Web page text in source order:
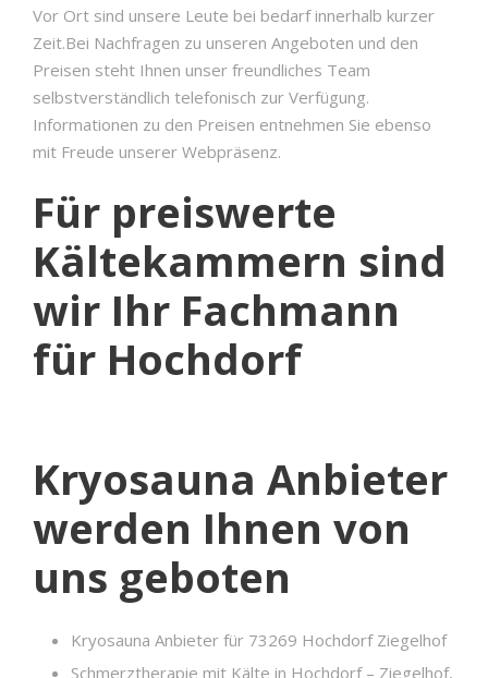
Vor Ort sind unsere Leute bei bedarf innerhalb kurzer
Zeit.Bei Nachfragen zu unseren Angeboten und den
Preisen steht Ihnen unser freundliches Team
selbstverständlich telefonisch zur Verfügung.
Informationen zu den Preisen entnehmen Sie ebenso
mit Freude unserer Webpräsenz.
Für preiswerte
Kältekammern sind
wir Ihr Fachmann
für Hochdorf
Kryosauna Anbieter
werden Ihnen von
uns geboten
Kryosauna Anbieter für 73269 Hochdorf Ziegelhof
Schmerztherapie mit Kälte in Hochdorf – Ziegelhof,